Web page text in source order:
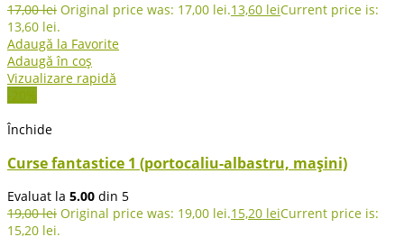
17,00lei Original price was: 17,00 lei.13,60 leiCurrent price is:
13,60 lei.
Adaugă la Favorite
Adaugă în coș
Vizualizare rapidă
-20%
Închide
Curse fantastice 1 (portocaliu-albastru, mașini)
Evaluat la 5.00 din 5
19,00lei Original price was: 19,00 lei.15,20 leiCurrent price is:
15,20 lei.